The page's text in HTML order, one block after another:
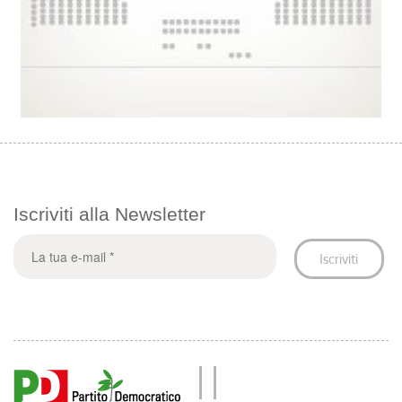
Iscriviti alla Newsletter